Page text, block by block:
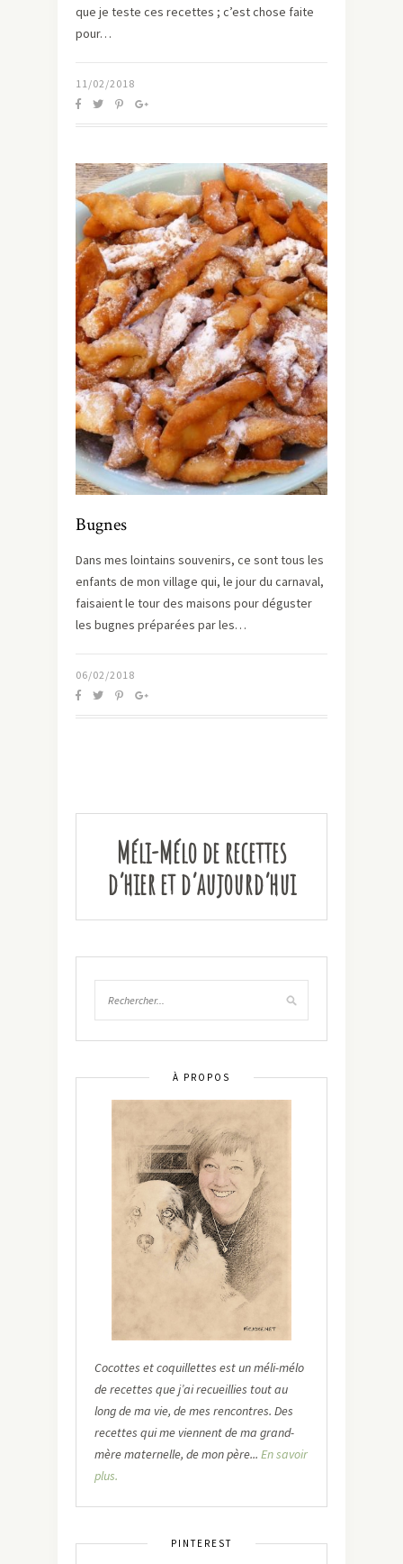
que je teste ces recettes ; c’est chose faite
pour…
11/02/2018
Bugnes
Dans mes lointains souvenirs, ce sont tous les
enfants de mon village qui, le jour du carnaval,
faisaient le tour des maisons pour déguster
les bugnes préparées par les…
06/02/2018
Méli-Mélo de recettes
d’hier et d’aujourd’hui
À PROPOS
Cocottes et coquillettes est un méli-mélo
de recettes que j’ai recueillies tout au
long de ma vie, de mes rencontres. Des
recettes qui me viennent de ma grand-
mère maternelle, de mon père... En savoir
plus.
PINTEREST